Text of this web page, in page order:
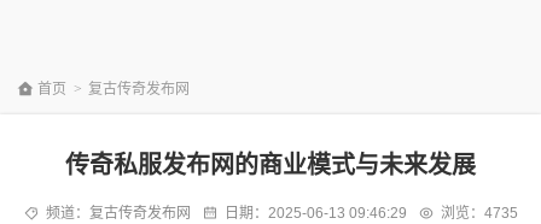
首页 > 复古传奇发布网
传奇私服发布网的商业模式与未来发展
频道： 复古传奇发布网 日期： 2025-06-13 09:46:29 浏览：4735